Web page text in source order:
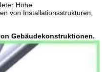
Höhe.
von Installationsstrukturen,
Gebäudekonstruktionen.